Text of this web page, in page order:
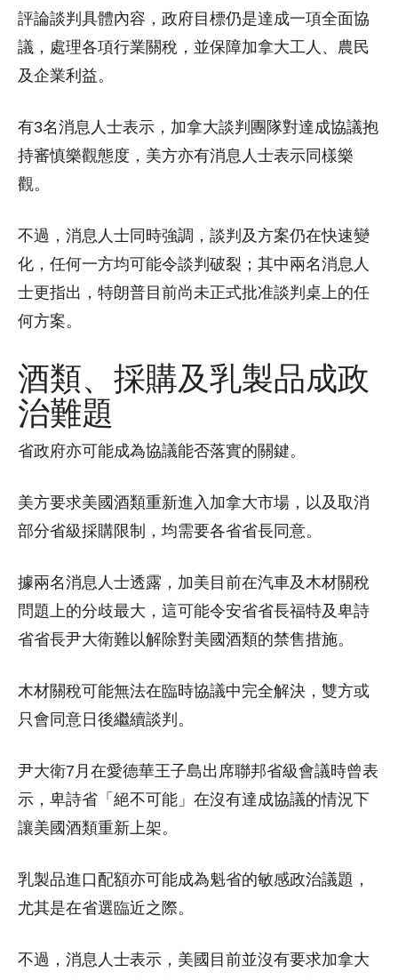
評論談判具體內容，政府目標仍是達成一項全面協
議，處理各項行業關稅，並保障加拿大工人、農民
及企業利益。
有3名消息人士表示，加拿大談判團隊對達成協議抱
持審慎樂觀態度，美方亦有消息人士表示同樣樂
觀。
不過，消息人士同時強調，談判及方案仍在快速變
化，任何一方均可能令談判破裂；其中兩名消息人
士更指出，特朗普目前尚未正式批准談判桌上的任
何方案。
酒類、採購及乳製品成政
治難題
省政府亦可能成為協議能否落實的關鍵。
美方要求美國酒類重新進入加拿大市場，以及取消
部分省級採購限制，均需要各省省長同意。
據兩名消息人士透露，加美目前在汽車及木材關稅
問題上的分歧最大，這可能令安省省長福特及卑詩
省省長尹大衛難以解除對美國酒類的禁售措施。
木材關稅可能無法在臨時協議中完全解決，雙方或
只會同意日後繼續談判。
尹大衛7月在愛德華王子島出席聯邦省級會議時曾表
示，卑詩省「絕不可能」在沒有達成協議的情況下
讓美國酒類重新上架。
乳製品進口配額亦可能成為魁省的敏感政治議題，
尤其是在省選臨近之際。
不過，消息人士表示，美國目前並沒有要求加拿大